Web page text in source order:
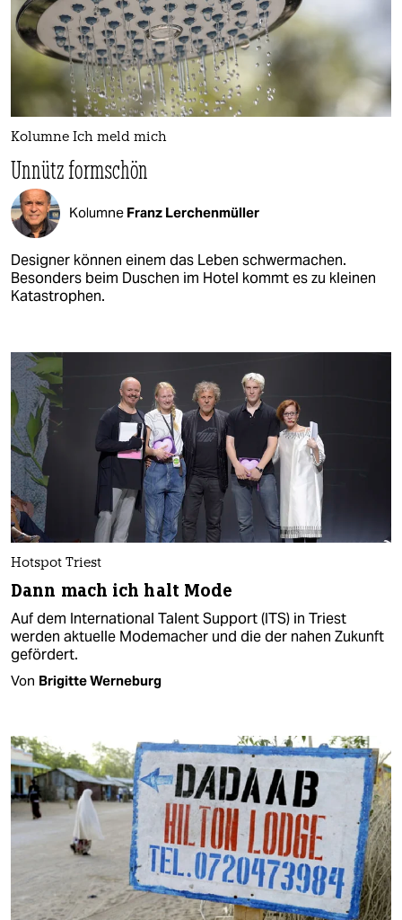
Kolumne Ich meld mich
Unnütz formschön
Kolumne Franz Lerchenmüller
Designer können einem das Leben schwermachen.
Besonders beim Duschen im Hotel kommt es zu kleinen
Katastrophen.
Hotspot Triest
Dann mach ich halt Mode
Auf dem International Talent Support (ITS) in Triest
werden aktuelle Modemacher und die der nahen Zukunft
gefördert.
Von Brigitte Werneburg